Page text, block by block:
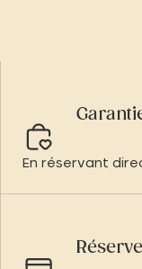
En réservant